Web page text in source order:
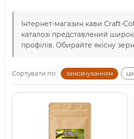
Інтернет-магазин кави Craft-
каталозі представлений
профілів. Обирайте якісну
Сортувати по: замовчуванням